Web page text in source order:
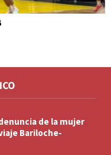
de la mujer
Bariloche-